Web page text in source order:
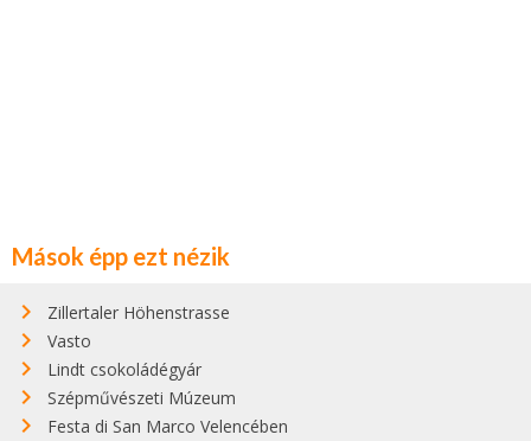
Mások épp ezt nézik
Zillertaler Höhenstrasse
Vasto
Lindt csokoládégyár
Szépművészeti Múzeum
Festa di San Marco Velencében